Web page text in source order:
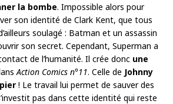
la bombe. Impossible alors pour
son identité de Clark Kent, que tous
soulagé : Batman et un assassin
son secret. Cependant, Superman a
de l’humanité. Il crée donc une
Action Comics n°11. Celle de Johnny
! Le travail lui permet de sauver des
pas dans cette identité qui reste